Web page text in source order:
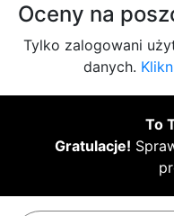
Oceny na
Tylko zalogowani
danych.
To
Gratulacje!